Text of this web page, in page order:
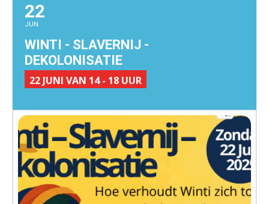
22
JUN
WINTI - SLAVERNIJ -
DEKOLONISATIE
22 JUNI VAN 14 - 18 UUR